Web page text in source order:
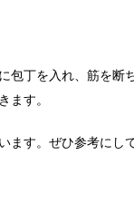
？セスキを使えば
ぬいぐるみ。ずっと
包丁を入れ、筋を断
ます。
ます。ぜひ参考にし